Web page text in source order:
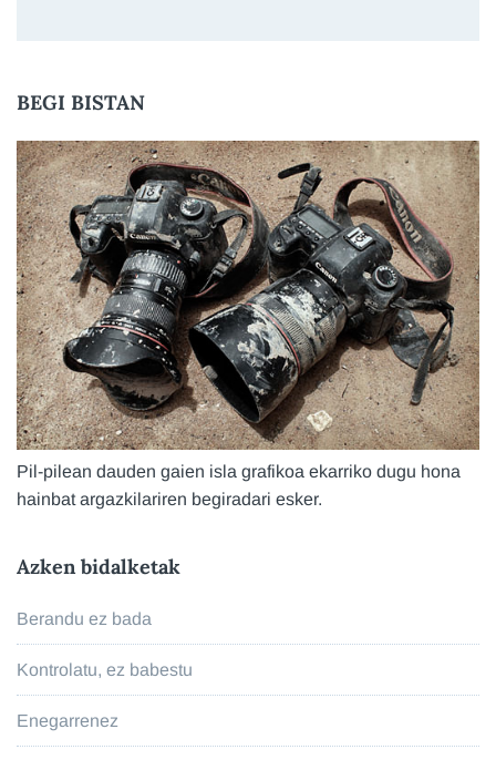
BEGI BISTAN
Pil-pilean dauden gaien isla grafikoa ekarriko dugu hona
hainbat argazkilariren begiradari esker.
Azken bidalketak
Berandu ez bada
Kontrolatu, ez babestu
Enegarrenez